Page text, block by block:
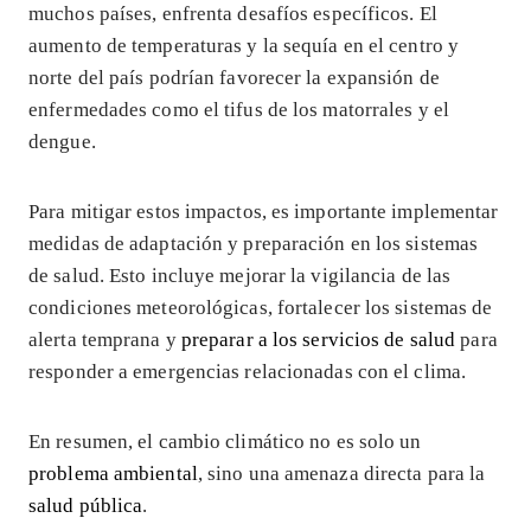
muchos países, enfrenta desafíos específicos. El
aumento de temperaturas y la sequía en el centro y
norte del país podrían favorecer la expansión de
enfermedades como el tifus de los matorrales y el
dengue.
Para mitigar estos impactos, es importante implementar
medidas de adaptación y preparación en los sistemas
de salud. Esto incluye mejorar la vigilancia de las
condiciones meteorológicas, fortalecer los sistemas de
alerta temprana y preparar a los servicios de salud para
responder a emergencias relacionadas con el clima.
En resumen, el cambio climático no es solo un
problema ambiental, sino una amenaza directa para la
salud pública.